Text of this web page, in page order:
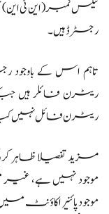
رجسٹرڈ ہیں۔
ریٹرن فائل نہیں
مزید تفصیلا ظاہر
موجود نہیں ہے، غیر
موجود پائنیر اکاؤنٹ